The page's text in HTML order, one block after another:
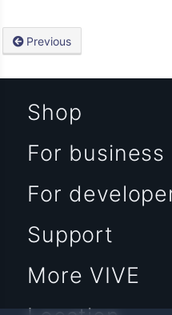
Previous
Shop
For business
For
Support
More VIVE